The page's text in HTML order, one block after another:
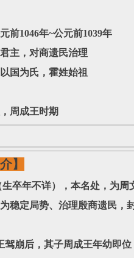
前1046年~公元前1039年
主，对商遗民治理‌
国为氏，霍姓始祖‌
周成王时期
】
年不详），本名处，为周
稳定局势、治理殷商遗民，
后，其子周成王年幼即位，